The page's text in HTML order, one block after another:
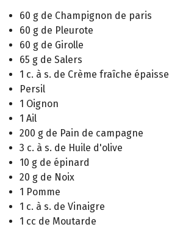
60 g de Champignon de paris
60 g de Pleurote
60 g de Girolle
65 g de Salers
1 c. à s. de Crème fraîche épaisse
Persil
1 Oignon
1 Ail
200 g de Pain de campagne
3 c. à s. de Huile d'olive
10 g de épinard
20 g de Noix
1 Pomme
1 c. à s. de Vinaigre
1 cc de Moutarde